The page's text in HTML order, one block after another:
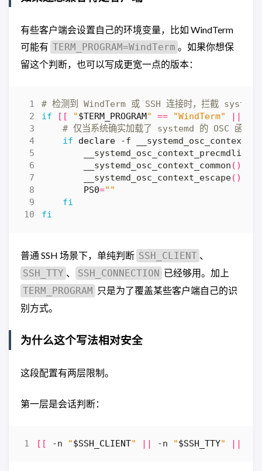
有些客户端会设置自己的环境变量，比如 WindTerm
可能有 TERM_PROGRAM=WindTerm 。如果你想保
留这个判断，也可以写成更宽一点的版本：
# 检测到 WindTerm 或 SSH 连接时，拦截
if
[[ "$TERM_PROGRAM" == "WindTerm" ||
# 仅当系统确实加载了 systemd 的 OSC 函数时
if
declare -f
        __systemd_osc_context_precmdline
        __systemd_osc_context_common
()
        __systemd_osc_context_escape
()
PS0=""
fi
fi
普通 SSH 场景下，单纯判断 SSH_CLIENT 、
SSH_TTY 、 SSH_CONNECTION 已经够用。加上
TERM_PROGRAM 只是为了覆盖某些客户端自己的识
别方式。
为什么这个写法相对安全
这段配置有两层限制。
第一层是会话判断：
[[ -n "$SSH_CLIENT" || -n "$SSH_TTY" ||